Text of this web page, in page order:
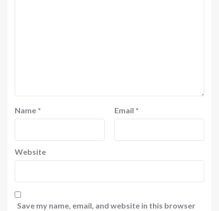
Name * Email *
Website
Save my name, email, and website in this browser